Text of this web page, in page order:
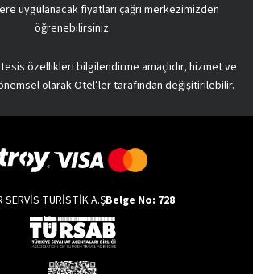
uygulanacak fiyatları çağrı merkezimizden
öğrenebilirsiniz.
özellikleri bilgilendirme amaçlıdır, hizmet ve
olarak Otel’ler tarafından değişitirilebilir.
SERVİS TURİSTİK A.ŞBelge No: 728